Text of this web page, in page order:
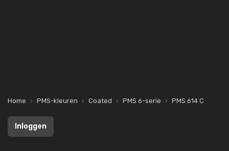
Home PMS-kleuren Coated PMS 6-serie PMS 614 C
Inloggen